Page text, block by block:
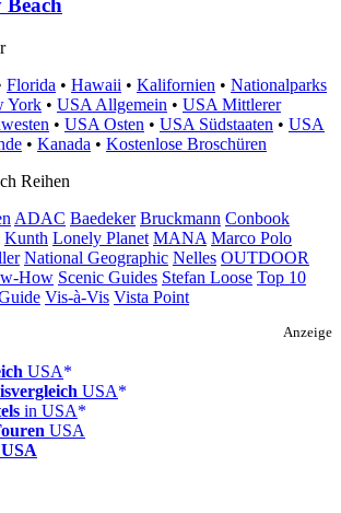
Florida • Hawaii • Kalifornien • Nationalparks
York • USA Allgemein • USA Mittlerer
• USA Osten • USA Südstaaten • USA
• Kanada • Kostenlose Broschüren
Reihen
ADAC Baedeker Bruckmann Conbook
Kunth Lonely Planet MANA Marco Polo
National Geographic Nelles OUTDOOR
How Scenic Guides Stefan Loose Top 10
Vis-à-Vis Vista Point
Anzeige
USA
USA
in USA
USA